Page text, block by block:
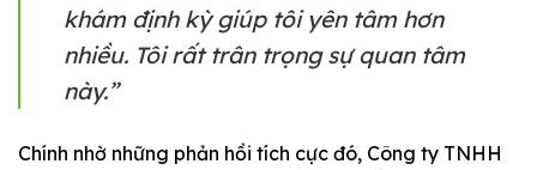
khám định kỳ giúp tôi yên tâm hơn
nhiều. Tôi rất trân trọng sự quan tâm
này.”
Chính nhờ những phản hồi tích cực đó, Công ty TNHH